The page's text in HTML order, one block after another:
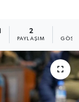
2
PAYLAŞIM